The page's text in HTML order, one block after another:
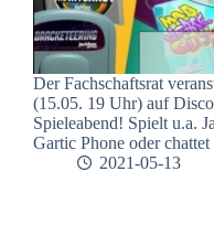
Der Fachschaftsrat
(15.05. 19 Uhr) auf
Spieleabend! Spielt u.a.
Gartic Phone oder
2021-05-13